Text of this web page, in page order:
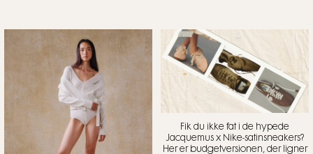
Fik du ikke fat i de hypede
Jacquemus x Nike-satinsneakers?
Her er budgetversionen, der ligner